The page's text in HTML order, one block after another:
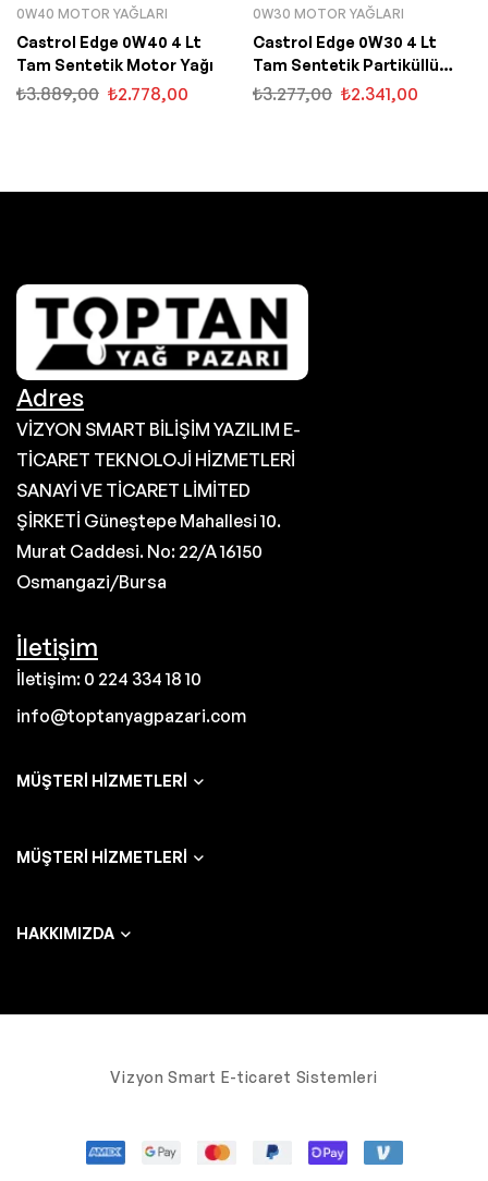
0W40 MOTOR YAĞLARI
Castrol Edge 0W40 4 Lt
Tam Sentetik Motor Yağı
₺3.889,00 ₺2.778,00
0W30 MOTOR YAĞLARI
Castrol Edge 0W30 4 Lt
Tam Sentetik Partiküllü
Motor Yağı
₺3.277,00 ₺2.341,00
Adres
VİZYON SMART BİLİŞİM YAZILIM E-
TİCARET TEKNOLOJİ HİZMETLERİ
SANAYİ VE TİCARET LİMİTED
ŞİRKETİ Güneştepe Mahallesi 10.
Murat Caddesi. No: 22/A 16150
Osmangazi/Bursa
İletişim
İletişim: 0 224 334 18 10
info@toptanyagpazari.com
MÜŞTERI HIZMETLERI
MÜŞTERI HIZMETLERI
HAKKIMIZDA
Vizyon Smart E-ticaret Sistemleri